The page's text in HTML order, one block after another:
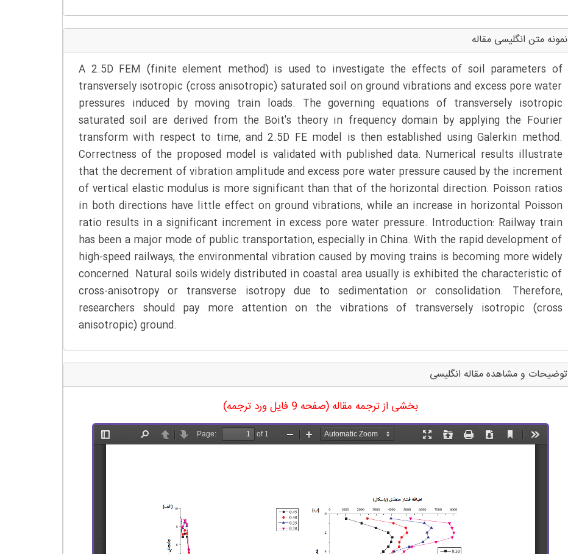
نمونه متن انگلیسی مقاله
A 2.5D FEM (finite element method) is used to investigate the effects of soil parameters of
transversely isotropic (cross anisotropic) saturated soil on ground vibrations and excess pore water
pressures induced by moving train loads. The governing equations of transversely isotropic
saturated soil are derived from the Boit's theory in frequency domain by applying the Fourier
transform with respect to time, and 2.5D FE model is then established using Galerkin method.
Correctness of the proposed model is validated with published data. Numerical results illustrate
that the decrement of vibration amplitude and excess pore water pressure caused by the increment
of vertical elastic modulus is more significant than that of the horizontal direction. Poisson ratios
in both directions have little effect on ground vibrations, while an increase in horizontal Poisson
ratio results in a significant increment in excess pore water pressure. Introduction: Railway train
has been a major mode of public transportation, especially in China. With the rapid development of
high-speed railways, the environmental vibration caused by moving trains is becoming more widely
concerned. Natural soils widely distributed in coastal area usually is exhibited the characteristic of
cross-anisotropy or transverse isotropy due to sedimentation or consolidation. Therefore,
researchers should pay more attention on the vibrations of transversely isotropic (cross
anisotropic) ground.
توضیحات و مشاهده مقاله انگلیسی
بخشی از ترجمه مقاله (صفحه 9 فایل ورد ترجمه)